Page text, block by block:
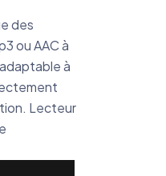
des
ou AAC à
à
Lecteur